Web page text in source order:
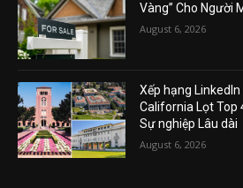
Vàng” Cho Người
August 6, 2026
Xếp hạng
California Lọt Top
Sự nghiệp Lâu dài
August 6, 2026